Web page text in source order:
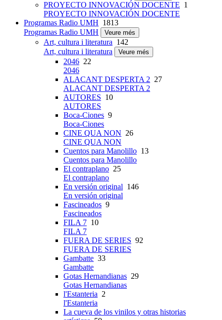
PROYECTO INNOVACIÓN DOCENTE 1
PROYECTO INNOVACIÓN DOCENTE
Programas Radio UMH 1813
Programas Radio UMH
Veure més
Art, cultura i literatura 142
Art, cultura i literatura
Veure més
2046 22
2046
ALACANT DESPERTA 2 27
ALACANT DESPERTA 2
AUTORES 10
AUTORES
Boca-Ciones 9
Boca-Ciones
CINE QUA NON 26
CINE QUA NON
Cuentos para Manolillo 13
Cuentos para Manolillo
El contraplano 25
El contraplano
En versión original 146
En versión original
Fascineados 9
Fascineados
FILA 7 10
FILA 7
FUERA DE SERIES 92
FUERA DE SERIES
Gambatte 33
Gambatte
Gotas Hernandianas 29
Gotas Hernandianas
l'Estanteria 2
l'Estanteria
La cueva de los vinilos y otras historias